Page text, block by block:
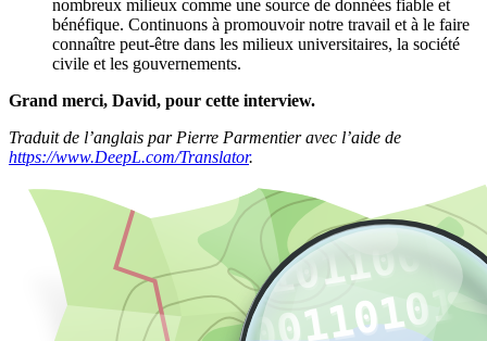
nombreux milieux comme une source de données fiable et
bénéfique. Continuons à promouvoir notre travail et à le faire
connaître peut-être dans les milieux universitaires, la société
civile et les gouvernements.
Grand merci, David, pour cette interview.
Traduit de l’anglais par Pierre Parmentier avec l’aide de
https://www.DeepL.com/Translator.